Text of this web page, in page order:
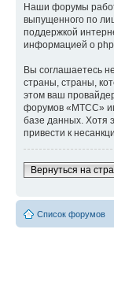
Наши форумы
выпущенного по
поддержкой
информацией о
Вы соглашаетесь
страны, страны,
этом ваш
форумов «МТСС»
базе данных. Хотя
привести к
Вернуться на
Список форумов